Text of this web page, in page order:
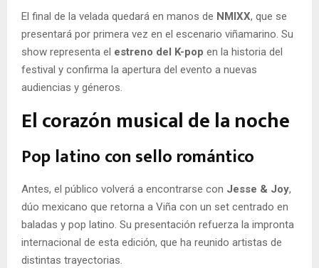
El final de la velada quedará en manos de NMIXX, que se
presentará por primera vez en el escenario viñamarino. Su
show representa el estreno del K-pop en la historia del
festival y confirma la apertura del evento a nuevas
audiencias y géneros.
El corazón musical de la noche
Pop latino con sello romántico
Antes, el público volverá a encontrarse con Jesse & Joy,
dúo mexicano que retorna a Viña con un set centrado en
baladas y pop latino. Su presentación refuerza la impronta
internacional de esta edición, que ha reunido artistas de
distintas trayectorias.